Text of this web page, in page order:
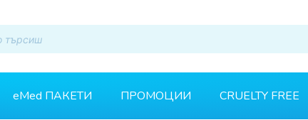
eMed ПАКЕТИ ПРОМОЦИИ CRUELTY FREE